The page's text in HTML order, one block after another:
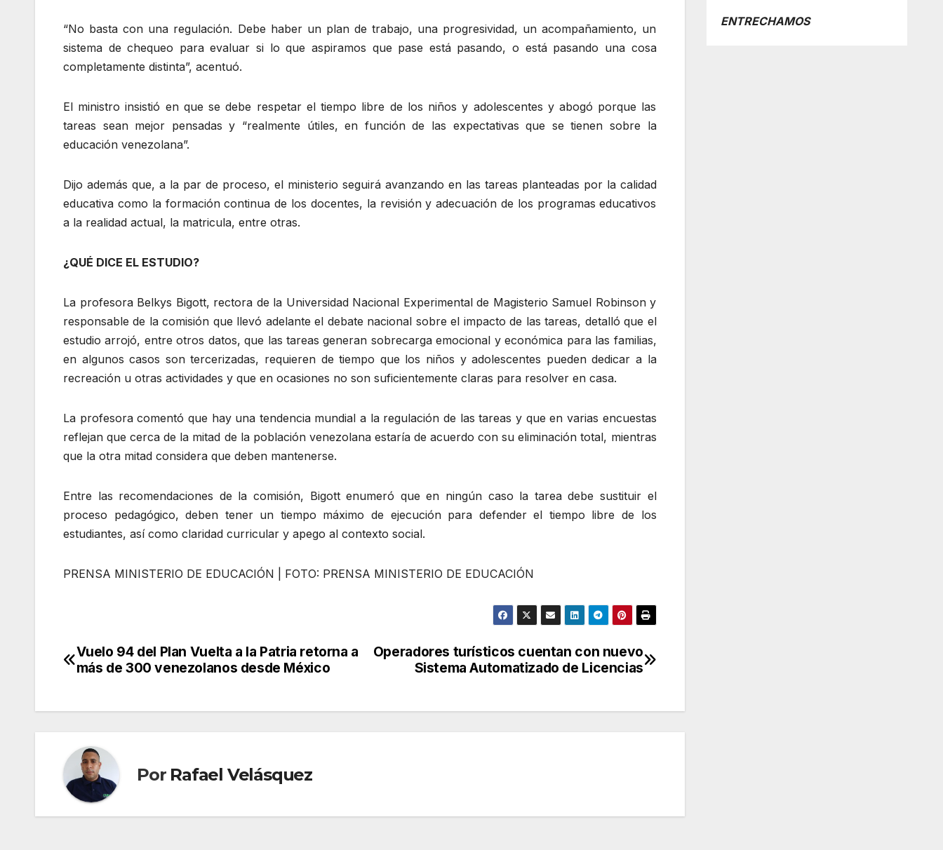
“No basta con una regulación. Debe haber un plan de trabajo, una progresividad, un acompañamiento, un
sistema de chequeo para evaluar si lo que aspiramos que pase está pasando, o está pasando una cosa
completamente distinta”, acentuó.
El ministro insistió en que se debe respetar el tiempo libre de los niños y adolescentes y abogó porque las
tareas sean mejor pensadas y “realmente útiles, en función de las expectativas que se tienen sobre la
educación venezolana”.
Dijo además que, a la par de proceso, el ministerio seguirá avanzando en las tareas planteadas por la calidad
educativa como la formación continua de los docentes, la revisión y adecuación de los programas educativos
a la realidad actual, la matricula, entre otras.
¿QUÉ DICE EL ESTUDIO?
La profesora Belkys Bigott, rectora de la Universidad Nacional Experimental de Magisterio Samuel Robinson y
responsable de la comisión que llevó adelante el debate nacional sobre el impacto de las tareas, detalló que el
estudio arrojó, entre otros datos, que las tareas generan sobrecarga emocional y económica para las familias,
en algunos casos son tercerizadas, requieren de tiempo que los niños y adolescentes pueden dedicar a la
recreación u otras actividades y que en ocasiones no son suficientemente claras para resolver en casa.
La profesora comentó que hay una tendencia mundial a la regulación de las tareas y que en varias encuestas
reflejan que cerca de la mitad de la población venezolana estaría de acuerdo con su eliminación total, mientras
que la otra mitad considera que deben mantenerse.
Entre las recomendaciones de la comisión, Bigott enumeró que en ningún caso la tarea debe sustituir el
proceso pedagógico, deben tener un tiempo máximo de ejecución para defender el tiempo libre de los
estudiantes, así como claridad curricular y apego al contexto social.
PRENSA MINISTERIO DE EDUCACIÓN | FOTO: PRENSA MINISTERIO DE EDUCACIÓN
Navegación
entradas
Operadores turísticos cuentan con nuevo
Sistema Automatizado de Licencias
Vuelo 94 del Plan Vuelta a la Patria retorna a
más de 300 venezolanos desde México
Por Rafael Velásquez
ENTRECHAMOS